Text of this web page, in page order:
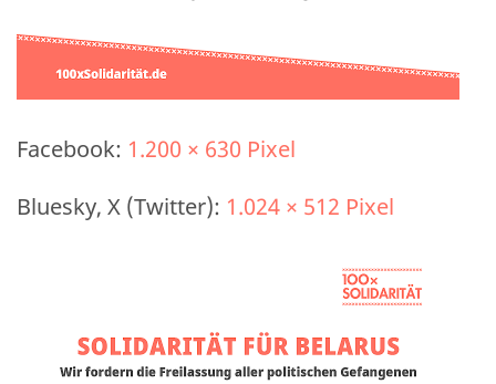
Facebook: 1.200 × 630 Pixel
Bluesky, X (Twitter): 1.024 × 512 Pixel